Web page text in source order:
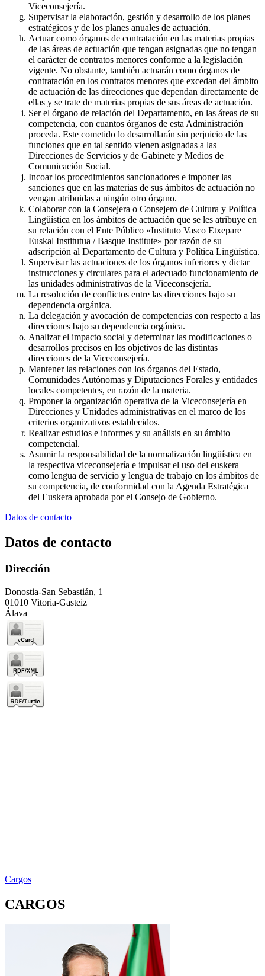
Viceconsejería.
Supervisar la elaboración, gestión y desarrollo de los planes
estratégicos y de los planes anuales de actuación.
Actuar como órganos de contratación en las materias propias
de las áreas de actuación que tengan asignadas que no tengan
el carácter de contratos menores conforme a la legislación
vigente. No obstante, también actuarán como órganos de
contratación en los contratos menores que excedan del ámbito
de actuación de las direcciones que dependan directamente de
ellas y se trate de materias propias de sus áreas de actuación.
Ser el órgano de relación del Departamento, en las áreas de su
competencia, con cuantos órganos de esta Administración
proceda. Este cometido lo desarrollarán sin perjuicio de las
funciones que en tal sentido vienen asignadas a las
Direcciones de Servicios y de Gabinete y Medios de
Comunicación Social.
Incoar los procedimientos sancionadores e imponer las
sanciones que en las materias de sus ámbitos de actuación no
vengan atribuidas a ningún otro órgano.
Colaborar con la Consejera o Consejero de Cultura y Política
Lingüística en los ámbitos de actuación que se les atribuye en
su relación con el Ente Público «Instituto Vasco Etxepare
Euskal Institutua / Basque Institute» por razón de su
adscripción al Departamento de Cultura y Política Lingüística.
Supervisar las actuaciones de los órganos inferiores y dictar
instrucciones y circulares para el adecuado funcionamiento de
las unidades administrativas de la Viceconsejería.
La resolución de conflictos entre las direcciones bajo su
dependencia orgánica.
La delegación y avocación de competencias con respecto a las
direcciones bajo su dependencia orgánica.
Analizar el impacto social y determinar las modificaciones o
desarrollos precisos en los objetivos de las distintas
direcciones de la Viceconsejería.
Mantener las relaciones con los órganos del Estado,
Comunidades Autónomas y Diputaciones Forales y entidades
locales competentes, en razón de la materia.
Proponer la organización operativa de la Viceconsejería en
Direcciones y Unidades administrativas en el marco de los
criterios organizativos establecidos.
Realizar estudios e informes y su análisis en su ámbito
competencial.
Asumir la responsabilidad de la normalización lingüística en
la respectiva viceconsejería e impulsar el uso del euskera
como lengua de servicio y lengua de trabajo en los ámbitos de
su competencia, de conformidad con la Agenda Estratégica
del Euskera aprobada por el Consejo de Gobierno.
Datos de contacto
Datos de contacto
Dirección
Donostia-San Sebastián, 1
01010 Vitoria-Gasteiz
Álava
Cargos
CARGOS